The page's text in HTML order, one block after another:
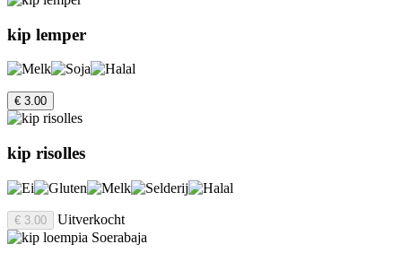
kip lemper
€ 3.00
kip risolles
€ 3.00 Uitverkocht